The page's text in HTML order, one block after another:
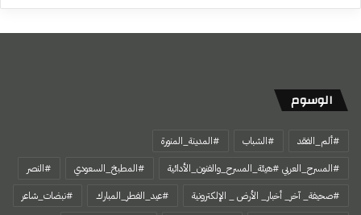
الوسوم
#ألم_الفقد #الشباب
#المدينة_المنورة
#المسرح_العربي #هيئة_المسرح_والفنون_الأدائية
#المطبخ_السعودي
#النصر
#صحيفة_ آخر_ أخبار_ الأرض _ الإلكترونية
#عيد_الفطر_المبارك
#نبضات_شاعر